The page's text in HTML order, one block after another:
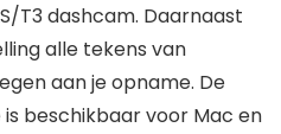
T3 dashcam. Daarnaast
alle tekens van
aan je opname. De
beschikbaar voor Mac en